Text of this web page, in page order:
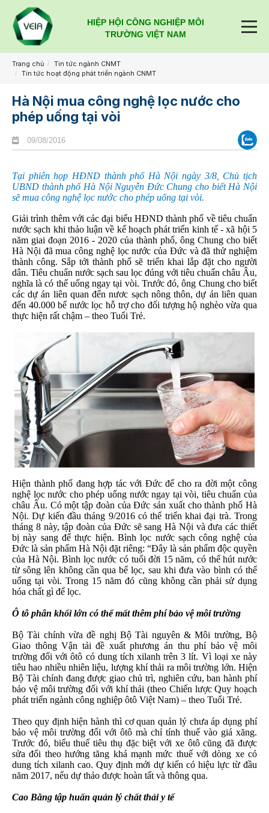
HIỆP HỘI CÔNG NGHIỆP MÔI
TRƯỜNG VIỆT NAM
Trang chủ
Tin tức ngành CNMT
Tin tức hoạt động phát triển ngành CNMT
Hà Nội mua công nghệ lọc nước cho
phép uống tại vòi
09/08/2016
Tại phiên họp HĐND thành phố Hà Nội ngày 3/8, Chủ tịch
UBND thành phố Hà Nội Nguyễn Đức Chung cho biết Hà Nội
sẽ mua công nghệ lọc nước cho phép uống tại vòi.
Giải trình thêm với các đại biểu HĐND thành phố về tiêu chuẩn
nước sạch khi thảo luận về kế hoạch phát triển kinh tế - xã hội 5
năm giai đoạn 2016 - 2020 của thành phố, ông Chung cho biết
Hà Nội đã mua công nghệ lọc nước của Đức và đã thử nghiệm
thành công. Sắp tới thành phố sẽ triển khai lắp đặt cho người
dân. Tiêu chuẩn nước sạch sau lọc đúng với tiêu chuẩn châu Âu,
nghĩa là có thể uống ngay tại vòi. Trước đó, ông Chung cho biết
các dự án liên quan đến nươc sạch nông thôn, dự án liên quan
đến 40.000 bể nước lọc hỗ trợ cho đối tượng hộ nghèo vừa qua
thực hiện rất chậm – theo Tuổi Trẻ.
Hiện thành phố đang hợp tác với Đức để cho ra đời một công
nghệ lọc nước cho phép uống nước ngay tại vòi, tiêu chuẩn của
châu Âu. Có một tập đoàn của Đức sản xuất cho thành phố Hà
Nội. Dự kiến đầu tháng 9/2016 có thể triển khai đại trà. Trong
tháng 8 này, tập đoàn của Đức sẽ sang Hà Nội và đưa các thiết
bị này sang để thực hiện. Bình lọc nước sạch công nghệ của
Đức là sản phẩm Hà Nội đặt riêng: “Đây là sản phẩm độc quyền
của Hà Nội. Bình lọc nước có tuổi đời 15 năm, có thể hút nước
từ sông lên không cần qua bể lọc, sau khi đưa vào bình có thể
uống tại vòi. Trong 15 năm đó cũng không cần phải sử dụng
hóa chất gì để lọc.
Ô tô phân khối lớn có thể mất thêm phí bảo vệ môi trường
Bộ Tài chính vừa đề nghị Bộ Tài nguyên & Môi trường, Bộ
Giao thông Vận tải đề xuất phương án thu phí bảo vệ môi
trường đối với ôtô có dung tích xilanh trên 3 lít. Vì loại xe này
tiêu hao nhiều nhiên liệu, lượng khí thải ra môi trường lớn. Hiện
Bộ Tài chính đang được giao chủ trì, nghiên cứu, ban hành phí
bảo vệ môi trường đối với khí thải (theo Chiến lược Quy hoạch
phát triển ngành công nghiệp ôtô Việt Nam) – theo Tuổi Trẻ.
Theo quy định hiện hành thì cơ quan quản lý chưa áp dụng phí
bảo vệ môi trường đối với ôtô mà chỉ tính thuế vào giá xăng.
Trước đó, biểu thuế tiêu thụ đặc biệt với xe ôtô cũng đã được
sửa đổi theo hướng tăng khá mạnh mức thuế với dòng xe có
dung tích xilanh cao. Quy định mới dự kiến có hiệu lực từ đầu
năm 2017, nếu dự thảo được hoàn tất và thông qua.
Cao Bằng tập huấn quản lý chất thải y tế